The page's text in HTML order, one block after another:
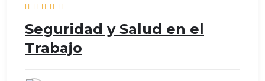
Seguridad y Salud en el
Trabajo